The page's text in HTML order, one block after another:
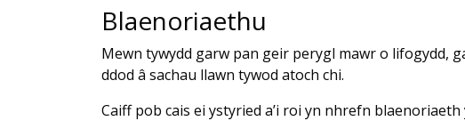
Blaenoriaethu
Mewn tywydd garw pan geir perygl mawr o lifogydd,
ddod â sachau llawn tywod atoch chi.
Caiff pob cais ei ystyried a’i roi yn nhrefn